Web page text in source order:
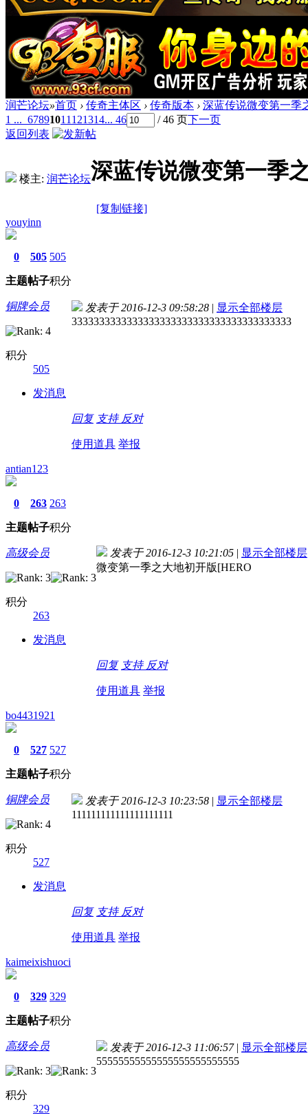
润芒论坛»首页 › 传奇主体区 › 传奇版本 › 深蓝传说微变第一季
1 ... 67891011 121314... 46 / 46 页下一页
返回列表
楼主: 润芒论坛深蓝传说微变第一季
[复制链接]
youyinn
0
主题
505
帖子
505
积分
铜牌会员
积分
505
发消息
发表于 2016-12-3 09:58:28 | 显示全部楼层
3333333333333333333333333333333333333333
回复 支持 反对
使用道具 举报
antian123
0
主题
263
帖子
263
积分
高级会员
积分
263
发消息
发表于 2016-12-3 10:21:05 | 显示全部楼层
微变第一季之大地初开版[HERO
回复 支持 反对
使用道具 举报
bo4431921
0
主题
527
帖子
527
积分
铜牌会员
积分
527
发消息
发表于 2016-12-3 10:23:58 | 显示全部楼层
111111111111111111111
回复 支持 反对
使用道具 举报
kaimeixishuoci
0
主题
329
帖子
329
积分
高级会员
积分
329
发表于 2016-12-3 11:06:57 | 显示全部楼层
55555555555555555555555555